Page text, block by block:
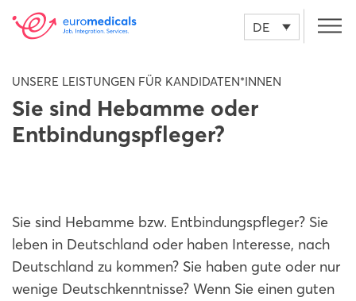
DE
UNSERE LEISTUNGEN FÜR KANDIDATEN*INNEN
Sie sind Hebamme oder
Entbindungspfleger?
Sie sind Hebamme bzw. Entbindungspfleger? Sie
leben in Deutschland oder haben Interesse, nach
Deutschland zu kommen? Sie haben gute oder nur
wenige Deutschkenntnisse? Wenn Sie einen guten